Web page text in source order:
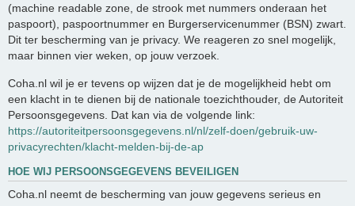
(machine readable zone, de strook met nummers onderaan het
paspoort), paspoortnummer en Burgerservicenummer (BSN) zwart.
Dit ter bescherming van je privacy. We reageren zo snel mogelijk,
maar binnen vier weken, op jouw verzoek.
Coha.nl wil je er tevens op wijzen dat je de mogelijkheid hebt om
een klacht in te dienen bij de nationale toezichthouder, de Autoriteit
Persoonsgegevens. Dat kan via de volgende link:
https://autoriteitpersoonsgegevens.nl/nl/zelf-doen/gebruik-uw-
privacyrechten/klacht-melden-bij-de-ap
HOE WIJ PERSOONSGEGEVENS BEVEILIGEN
Coha.nl neemt de bescherming van jouw gegevens serieus en